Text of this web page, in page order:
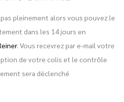
pleinement alors vous pouvez le
dans les 14 jours en
. Vous recevrez par e-mail votre
de votre colis et le contrôle
sera déclenché